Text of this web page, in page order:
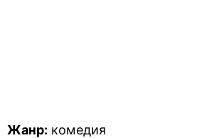
Жанр: комедия